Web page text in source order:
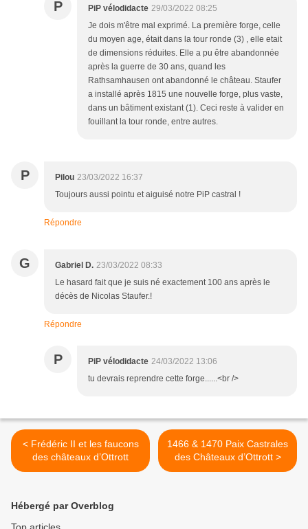
P PiP vélodidacte 29/03/2022 08:25
Je dois m'être mal exprimé. La première forge, celle
du moyen age, était dans la tour ronde (3) , elle etait
de dimensions réduites. Elle a pu être abandonnée
après la guerre de 30 ans, quand les
Rathsamhausen ont abandonné le château. Staufer
a installé après 1815 une nouvelle forge, plus vaste,
dans un bâtiment existant (1). Ceci reste à valider en
fouillant la tour ronde, entre autres.
P Pilou 23/03/2022 16:37
Toujours aussi pointu et aiguisé notre PiP castral !
Répondre
G Gabriel D. 23/03/2022 08:33
Le hasard fait que je suis né exactement 100 ans après le
décès de Nicolas Staufer.!
Répondre
P PiP vélodidacte 24/03/2022 13:06
tu devrais reprendre cette forge......<br />
< Frédéric II et les faucons
des châteaux d’Ottrott
1466 & 1470 Paix Castrales
des Châteaux d’Ottrott >
Hébergé par Overblog